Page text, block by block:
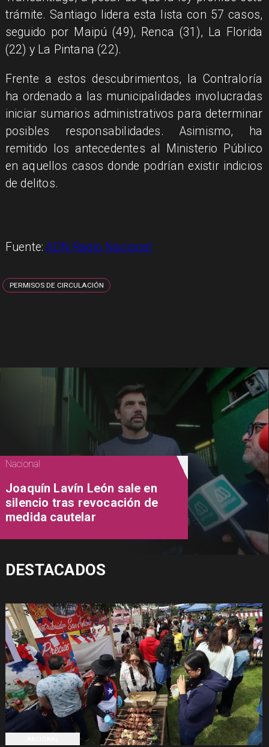
trámite. Santiago lidera esta lista con 57 casos,
seguido por Maipú (49), Renca (31), La Florida
(22) y La Pintana (22).
Frente a estos descubrimientos, la Contraloría
ha ordenado a las municipalidades involucradas
iniciar sumarios administrativos para determinar
posibles responsabilidades. Asimismo, ha
remitido los antecedentes al Ministerio Público
en aquellos casos donde podrían existir indicios
de delitos.
Fuente:ADN Radio Nacional
PERMISOS DE CIRCULACIÓN
Nacional
Joaquín Lavín León sale en
silencio tras revocación de
medida cautelar
DESTACADOS